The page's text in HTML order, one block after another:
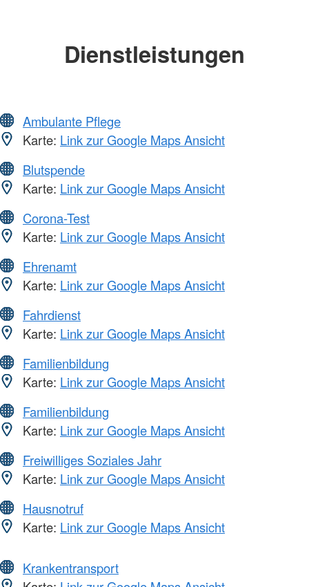
Dienstleistungen
Ambulante Pflege
Karte: Link zur Google Maps Ansicht
Blutspende
Karte: Link zur Google Maps Ansicht
Corona-Test
Karte: Link zur Google Maps Ansicht
Ehrenamt
Karte: Link zur Google Maps Ansicht
Fahrdienst
Karte: Link zur Google Maps Ansicht
Familienbildung
Karte: Link zur Google Maps Ansicht
Familienbildung
Karte: Link zur Google Maps Ansicht
Freiwilliges Soziales Jahr
Karte: Link zur Google Maps Ansicht
Hausnotruf
Karte: Link zur Google Maps Ansicht
Krankentransport